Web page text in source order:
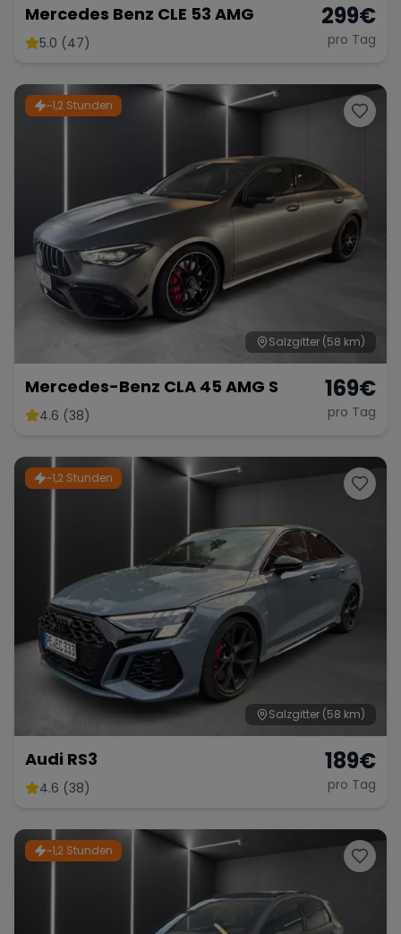
Mercedes Benz CLE 53 AMG
5.0 (47)
299€
pro Tag
~1,2 Stunden
Salzgitter (58 km)
Mercedes-Benz CLA 45 AMG S
4.6 (38)
169€
pro Tag
~1,2 Stunden
Salzgitter (58 km)
Audi RS3
4.6 (38)
189€
pro Tag
~1,2 Stunden